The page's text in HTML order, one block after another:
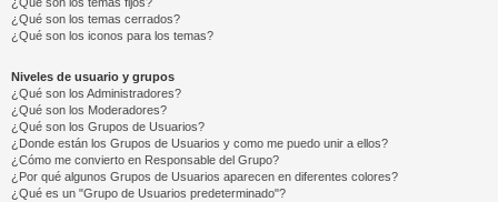
¿Qué son los temas cerrados?
¿Qué son los iconos para los temas?
Niveles de usuario y grupos
¿Qué son los Administradores?
¿Qué son los Moderadores?
¿Qué son los Grupos de Usuarios?
¿Donde están los Grupos de Usuarios y como me puedo unir a ellos?
¿Cómo me convierto en Responsable del Grupo?
¿Por qué algunos Grupos de Usuarios aparecen en diferentes colores?
¿Qué es un "Grupo de Usuarios predeterminado"?